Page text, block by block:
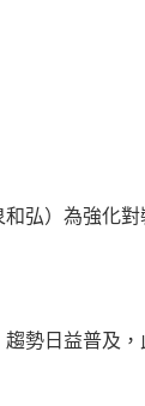
弘）為強化
勢日益普及